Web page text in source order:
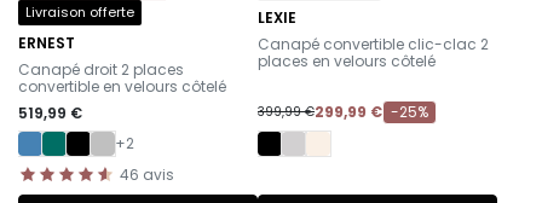
Livraison offerte
ERNEST
-
Canapé droit 2 places
convertible en velours côtelé
519,99 €
+2
46 avis
LEXIE
-
Canapé convertible clic-clac 2
places en velours côtelé
399,99 €299,99 € -25%